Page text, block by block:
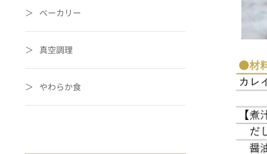
ベーカリー
真空調理
やわらか食